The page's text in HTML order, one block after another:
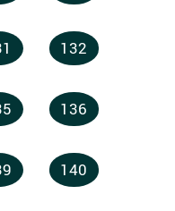
132
136
140